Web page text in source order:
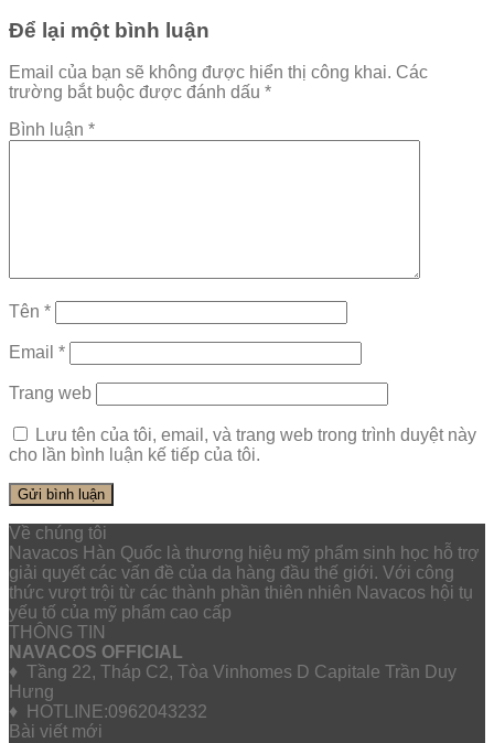
Để lại một bình luận
Email của bạn sẽ không được hiển thị công khai. Các
trường bắt buộc được đánh dấu *
Bình luận *
Tên *
Email *
Trang web
Lưu tên của tôi, email, và trang web trong trình duyệt này
cho lần bình luận kế tiếp của tôi.
Về chúng tôi
Navacos Hàn Quốc là thương hiệu mỹ phẩm sinh học hỗ trợ
giải quyết các vấn đề của da hàng đầu thế giới. Với công
thức vượt trội từ các thành phần thiên nhiên Navacos hội tụ
yếu tố của mỹ phẩm cao cấp
THÔNG TIN
NAVACOS OFFICIAL
♦ Tầng 22, Tháp C2, Tòa Vinhomes D Capitale Trần Duy
Hưng
♦ HOTLINE:0962043232
Bài viết mới